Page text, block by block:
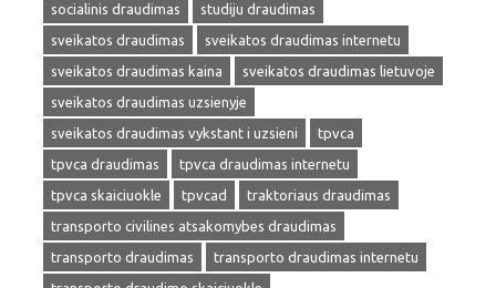
socialinis draudimas
studiju draudimas
sveikatos draudimas
sveikatos draudimas internetu
sveikatos draudimas kaina
sveikatos draudimas lietuvoje
sveikatos draudimas uzsienyje
sveikatos draudimas vykstant i uzsieni
tpvca
tpvca draudimas
tpvca draudimas internetu
tpvca skaiciuokle
tpvcad
traktoriaus draudimas
transporto civilines atsakomybes draudimas
transporto draudimas
transporto draudimas internetu